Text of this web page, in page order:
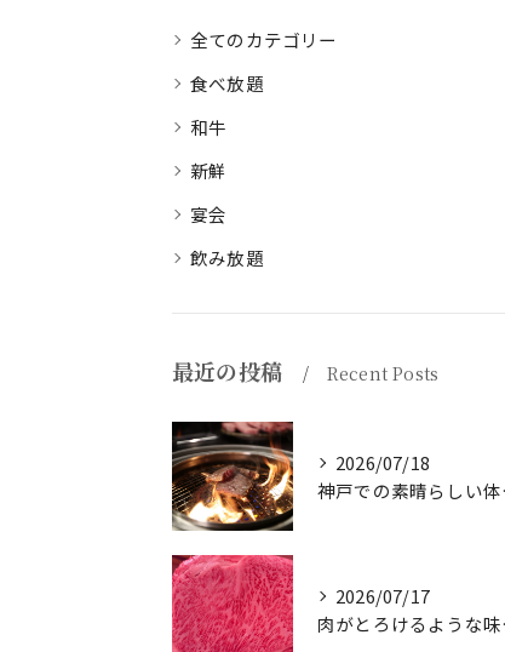
全てのカテゴリー
食べ放題
和牛
新鮮
宴会
飲み放題
最近の投稿 Recent Posts
2026/07/18
神戸
2026/07/17
肉がと